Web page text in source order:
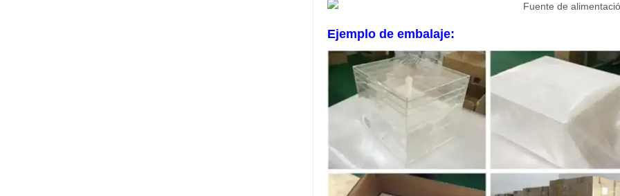
Ejemplo de embalaje: